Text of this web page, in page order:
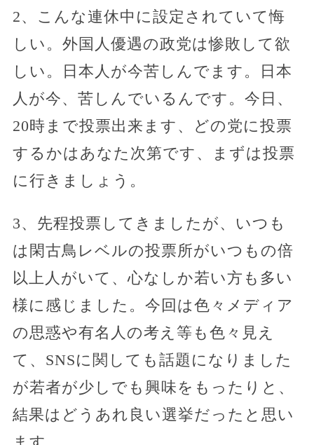
2、こんな連休中に設定されていて悔
しい。外国人優遇の政党は惨敗して欲
しい。日本人が今苦しんでます。日本
人が今、苦しんでいるんです。今日、
20時まで投票出来ます、どの党に投票
するかはあなた次第です、まずは投票
に行きましょう。
3、先程投票してきましたが、いつも
は閑古鳥レベルの投票所がいつもの倍
以上人がいて、心なしか若い方も多い
様に感じました。今回は色々メディア
の思惑や有名人の考え等も色々見え
て、SNSに関しても話題になりました
が若者が少しでも興味をもったりと、
結果はどうあれ良い選挙だったと思い